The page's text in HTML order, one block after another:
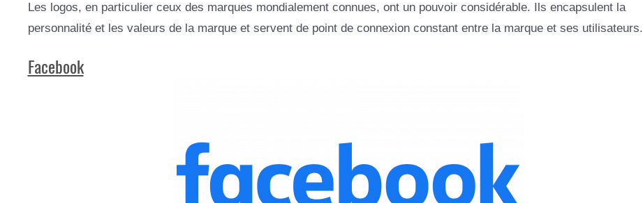
Les logos, en particulier ceux des marques mondialement connues, ont un pouvoir considérable. Ils encapsulent la
personnalité et les valeurs de la marque et servent de point de connexion constant entre la marque et ses utilisateurs.
Facebook